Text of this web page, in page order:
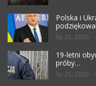
Polska i
lip 25, 2026
19-letni
próby…
lip 25, 2026